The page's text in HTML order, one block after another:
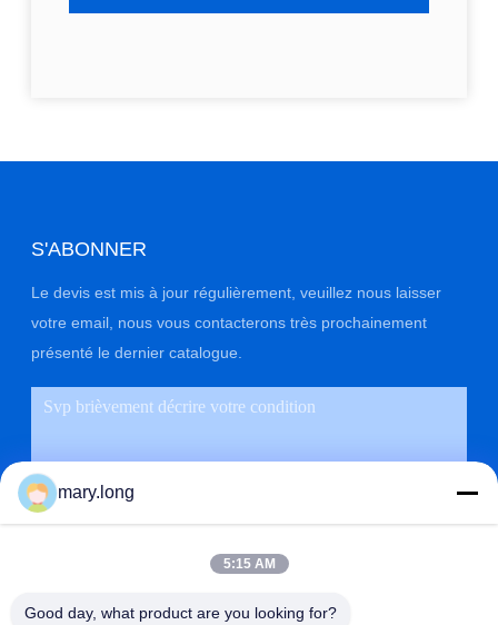
S'ABONNER
Le devis est mis à jour régulièrement, veuillez nous laisser
votre email, nous vous contacterons très prochainement
présenté le dernier catalogue.
SOUMETTRE
mary.long
5:15 AM
Good day, what product are you looking for?